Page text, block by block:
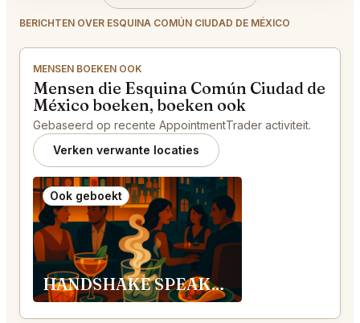
BERICHTEN OVER ESQUINA COMÚN CIUDAD DE MÉXICO
MENSEN BOEKEN OOK
Mensen die Esquina Común Ciudad de
México boeken, boeken ook
Gebaseerd op recente AppointmentTrader activiteit.
Verken verwante locaties
Ook geboekt
HANDSHAKE SPEAKEASY Roma Norte